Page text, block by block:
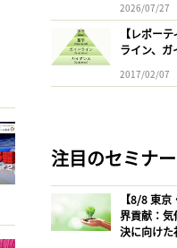
2026/07/27
【レポー
ライン、ガ
2017/02/07
注目のセミナ
【8/8 東
界貢献：気
決に向けた